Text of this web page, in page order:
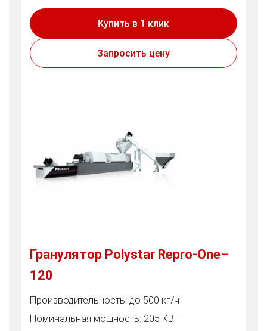
Купить в 1 клик
Запросить цену
Гранулятор Polystar Repro-One–
120
Производительность: до 500 кг/ч
Номинальная мощность: 205 КВт